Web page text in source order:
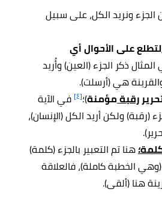
الجزء ونريد الكل، على سبيل
لتطلع على الأحوال أي
ذكر الجزء (العين) وأُريد
هي (أرسلت).
رقبةمؤمنة)؛[٤]
في الآية
(رقبة) ولكن أريد الكل (الإنسان)،
هنا تم التعبير بالجزء (كلمة)
الخطبة كاملة)، فالعلاقة
هنا (ألقى).